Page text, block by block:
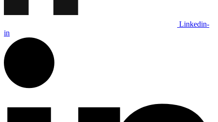
Linkedin-
in